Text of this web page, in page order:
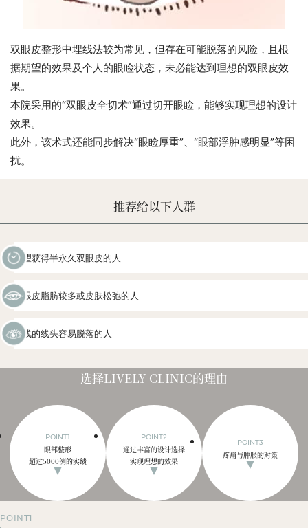
双眼皮整形中埋线法较为常见，但存在可能脱落的风险，且根
据期望的效果及个人的眼睑状态，未必能达到理想的双眼皮效
果。
本院采用的“双眼皮全切术”通过切开眼睑，能够实现理想的设计
效果。
此外，该术式还能同步解决“眼睑厚重”、“眼部浮肿感明显”等困
扰。
推荐给以下人群
希望获得半永久双眼皮的人
上眼皮脂肪较多或皮肤松弛的人
埋线的线头容易脱落的人
选择LIVELY CLINIC的理由
POINT1
眼部整形
超过5000例的实绩
POINT2
通过丰富的设计选择
实现理想的效果
POINT3
疼痛与肿胀的对策
POINT1